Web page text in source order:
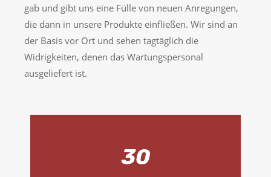
gab und gibt uns eine Fülle von neuen Anregungen,
die dann in unsere Produkte einfließen. Wir sind an
der Basis vor Ort und sehen tagtäglich die
Widrigkeiten, denen das Wartungspersonal
ausgeliefert ist.
30